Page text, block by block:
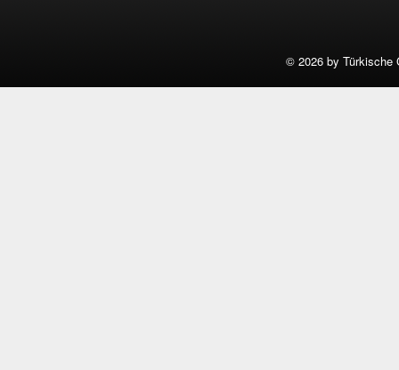
© 2026 by Türkische